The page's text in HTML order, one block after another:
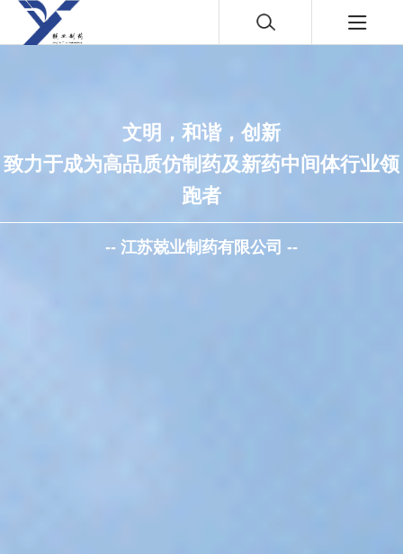
文明，和谐，创新
致力于成为高品质仿制药及新药中间体行业领
跑者
-- 江苏兢业制药有限公司 --